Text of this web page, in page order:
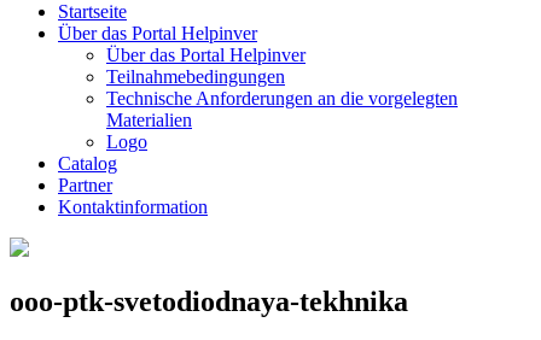
Startseite
Über das Portal Helpinver
Über das Portal Helpinver
Teilnahmebedingungen
Technische Anforderungen an die vorgelegten
Materialien
Logo
Catalog
Partner
Kontaktinformation
ooo-ptk-svetodiodnaya-tekhnika